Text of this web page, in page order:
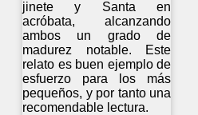
jinete y Santa en
acróbata, alcanzando
ambos un grado de
madurez notable. Este
relato es buen ejemplo de
esfuerzo para los más
pequeños, y por tanto una
recomendable lectura.